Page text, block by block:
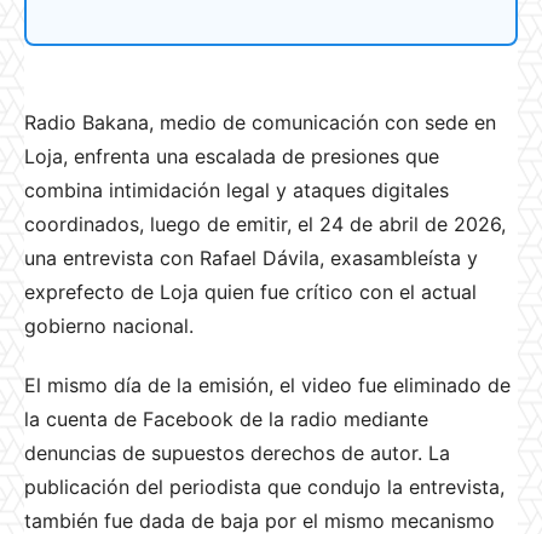
Radio Bakana, medio de comunicación con sede en
Loja, enfrenta una escalada de presiones que
combina intimidación legal y ataques digitales
coordinados, luego de emitir, el 24 de abril de 2026,
una entrevista con Rafael Dávila, exasambleísta y
exprefecto de Loja quien fue crítico con el actual
gobierno nacional.
El mismo día de la emisión, el video fue eliminado de
la cuenta de Facebook de la radio mediante
denuncias de supuestos derechos de autor. La
publicación del periodista que condujo la entrevista,
también fue dada de baja por el mismo mecanismo